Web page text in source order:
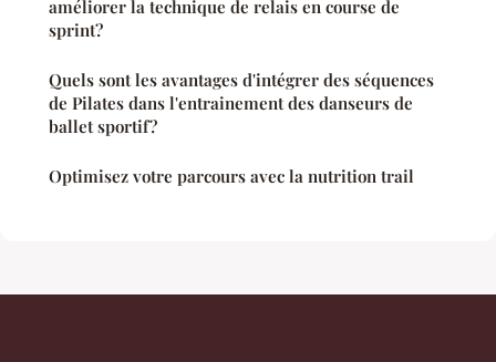
améliorer la technique de relais en course de
sprint?
Quels sont les avantages d'intégrer des séquences
de Pilates dans l'entrainement des danseurs de
ballet sportif?
Optimisez votre parcours avec la nutrition trail